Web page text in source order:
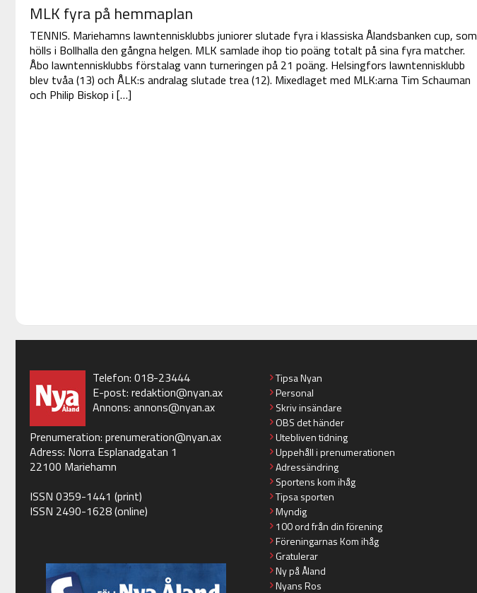
MLK fyra på hemmaplan
TENNIS. Mariehamns lawntennisklubbs juniorer slutade fyra i klassiska Ålandsbanken cup, som
hölls i Bollhalla den gångna helgen. MLK samlade ihop tio poäng totalt på sina fyra matcher.
Åbo lawntennisklubbs förstalag vann turneringen på 21 poäng. Helsingfors lawntennisklubb
blev tvåa (13) och ÅLK:s andralag slutade trea (12). Mixedlaget med MLK:arna Tim Schauman
och Philip Biskop i […]
Telefon: 018-23444
E-post: redaktion@nyan.ax
Annons: annons@nyan.ax
Prenumeration: prenumeration@nyan.ax
Adress: Norra Esplanadgatan 1
22100 Mariehamn
ISSN 0359-1441 (print)
ISSN 2490-1628 (online)
Tipsa Nyan
Personal
Skriv insändare
OBS det händer
Utebliven tidning
Uppehåll i prenumerationen
Adressändring
Sportens kom ihåg
Tipsa sporten
Myndig
100 ord från din förening
Föreningarnas Kom ihåg
Gratulerar
Ny på Åland
Nyans Ros